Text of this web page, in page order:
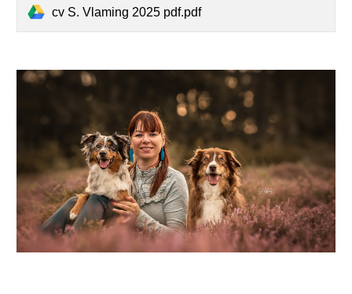
cv S. Vlaming 2025 pdf.pdf